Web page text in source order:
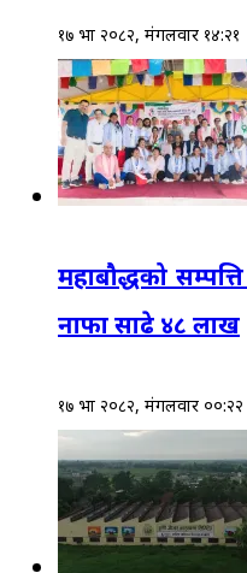
१७ भाद्र २०८२, मंगलवार १४:२१
महाबौद्धको
नाफा साढे ४८ लाख
१७ भाद्र २०८२, मंगलवार ००:२२